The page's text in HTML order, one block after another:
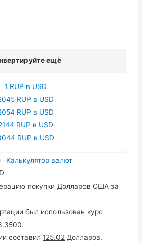
ещё
1 RUP в USD
RUP в USD
RUP в USD
RUP в USD
RUP в USD
Калькулятор валют
покупки Долларов США за
был использован курс
.
составил125.02 Долларов.